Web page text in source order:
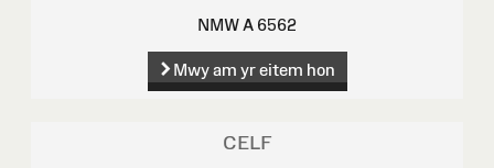
NMW A 6562
Mwy am yr eitem hon
CELF